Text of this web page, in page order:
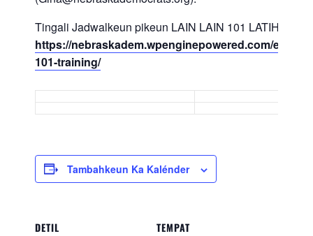
Tingali Jadwalkeun pikeun LAIN LAIN 101 LATIHAN:
https://nebraskadem.wpenginepowered.com/event/
101-training/
Tambahkeun Ka Kalénder
DETIL TEMPAT